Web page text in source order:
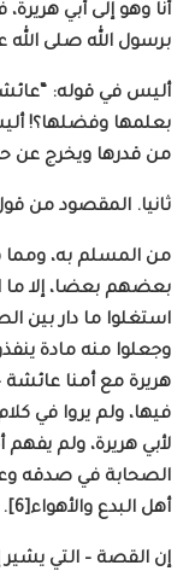
أنا وهو إلى أبي
برسول الله صلى الله
أليس في قوله:
بعلمها وفضلها؟!
من قدرها ويخرج عن
ثانيا. المقصود من
من المسلم به، ومما
بعضهم بعضا، إلا ما
استغلوا ما دار بين
وجعلوا منه مادة
هريرة مع أمنا عائشة
فيها، ولم يروا في
لأبي هريرة، ولم يفهم
الصحابة في صدقه
أهل البدع والأهواء[6].
إن القصة – التي